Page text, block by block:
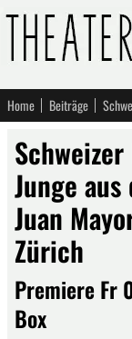
Home Beiträge
Junge
Juan
Zürich
Premiere Fr
Box